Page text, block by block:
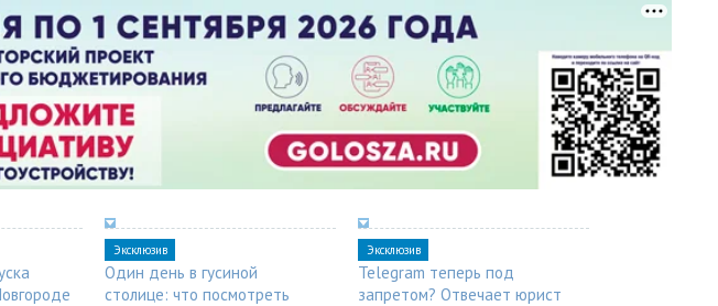
Эксклюзив
Один день в гусиной
столице: что посмотреть
Эксклюзив
Telegram теперь под
запретом? Отвечает юрист